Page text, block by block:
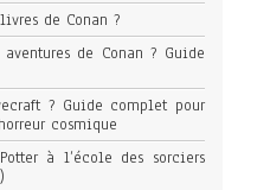
de Conan ?
de Conan ? Guide
? Guide complet pour
cosmique
à l’école des sorciers